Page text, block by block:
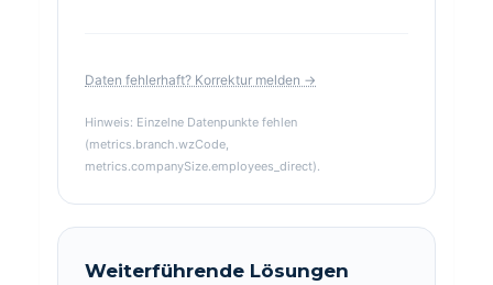
Daten fehlerhaft? Korrektur melden →
Hinweis: Einzelne Datenpunkte fehlen
(metrics.branch.wzCode,
metrics.companySize.employees_direct).
Weiterführende Lösungen